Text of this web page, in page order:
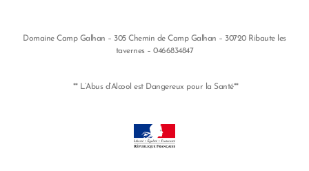
Domaine Camp Galhan – 305 Chemin de Camp Galhan – 30720 Ribaute les
tavernes – 0466834847
** L’Abus d’Alcool est Dangereux pour la Santé**